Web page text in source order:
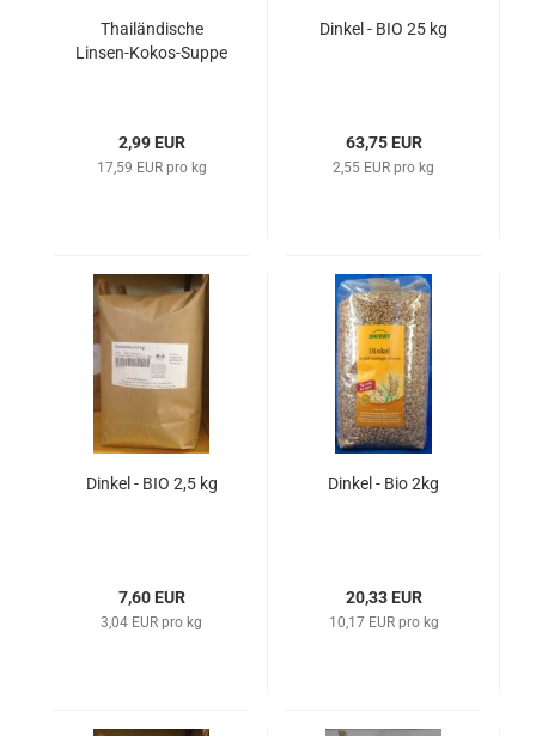
Thailändische
Linsen-Kokos-Suppe
2,99 EUR
17,59 EUR pro kg
Dinkel - BIO 25 kg
63,75 EUR
2,55 EUR pro kg
Dinkel - BIO 2,5 kg
7,60 EUR
3,04 EUR pro kg
Dinkel - Bio 2kg
20,33 EUR
10,17 EUR pro kg